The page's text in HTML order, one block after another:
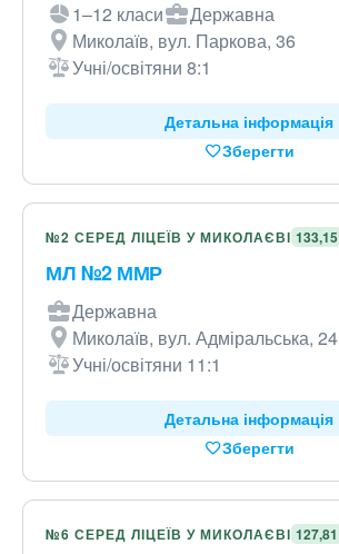
1–12 класи
Державна
Миколаїв, вул. Паркова, 36
Учні/освітяни 8:1
Детальна інформація
Зберегти
№2 СЕРЕД ЛІЦЕЇВ У МИКОЛАЄВІ 133,15
МЛ №2 ММР
Державна
Миколаїв, вул. Адміральська, 24
Учні/освітяни 11:1
Детальна інформація
Зберегти
№6 СЕРЕД ЛІЦЕЇВ У МИКОЛАЄВІ 127,81